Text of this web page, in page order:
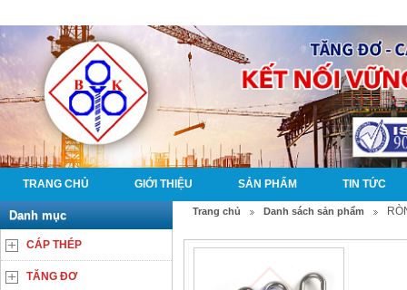
TRANG CHỦ GIỚI THIỆU SẢN PHẨM TIN TỨC
Trang chủ Danh sách sản phẩm
Danh mục
CÁP THÉP
TĂNG ĐƠ